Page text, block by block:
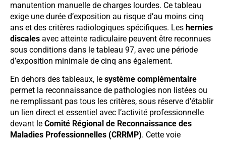
manutention manuelle de charges lourdes. Ce tableau
exige une durée d’exposition au risque d’au moins cinq
ans et des critères radiologiques spécifiques. Les hernies
discales avec atteinte radiculaire peuvent être reconnues
sous conditions dans le tableau 97, avec une période
d’exposition minimale de cinq ans également.
En dehors des tableaux, le système complémentaire
permet la reconnaissance de pathologies non listées ou
ne remplissant pas tous les critères, sous réserve d’établir
un lien direct et essentiel avec l’activité professionnelle
devant le Comité Régional de Reconnaissance des
Maladies Professionnelles (CRRMP). Cette voie